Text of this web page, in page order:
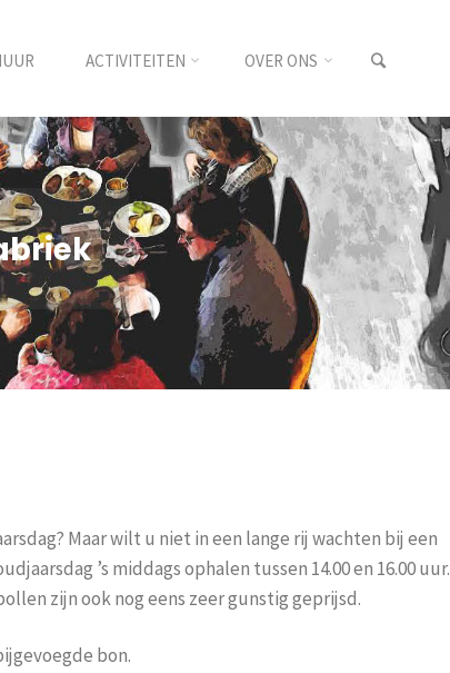
ACTIVITEITEN OVER ONS
Maar wilt u niet in een lange rij wachten bij een
’s middags ophalen tussen 14.00 en 16.00 uur.
zijn ook nog eens zeer gunstig geprijsd.
bon.